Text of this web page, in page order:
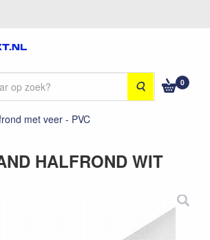
Zoeken 0
met veer - PVC
HALFROND WIT